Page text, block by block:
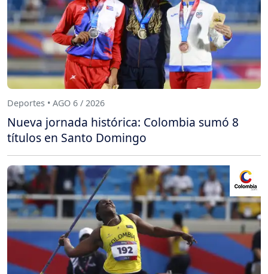
Deportes • AGO 6 / 2026
Nueva jornada histórica: Colombia sumó 8
títulos en Santo Domingo